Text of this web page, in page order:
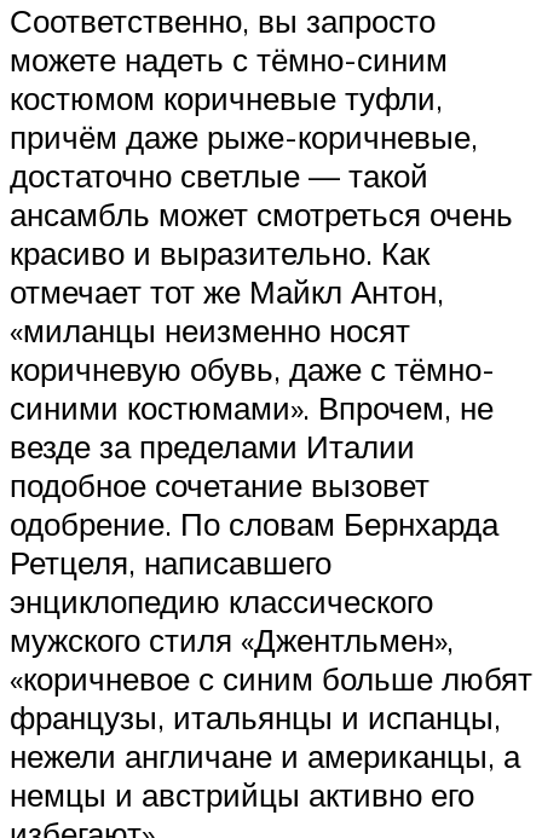
Соответственно, вы запросто
можете надеть с тёмно-синим
костюмом коричневые туфли,
причём даже рыже-коричневые,
достаточно светлые — такой
ансамбль может смотреться очень
красиво и выразительно. Как
отмечает тот же Майкл Антон,
«миланцы неизменно носят
коричневую обувь, даже с тёмно-
синими костюмами». Впрочем, не
везде за пределами Италии
подобное сочетание вызовет
одобрение. По словам Бернхарда
Ретцеля, написавшего
энциклопедию классического
мужского стиля «Джентльмен»,
«коричневое с синим больше любят
французы, итальянцы и испанцы,
нежели англичане и американцы, а
немцы и австрийцы активно его